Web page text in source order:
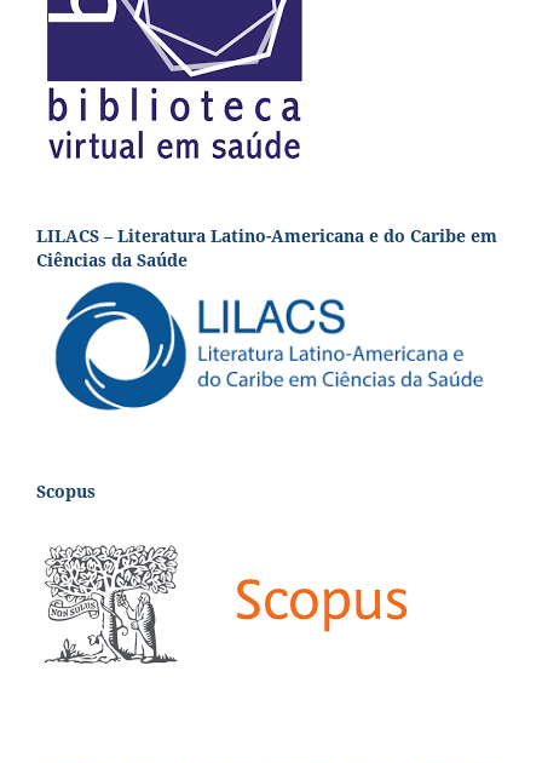
LILACS – Literatura Latino-Americana e do Caribe em
Ciências da Saúde
Scopus